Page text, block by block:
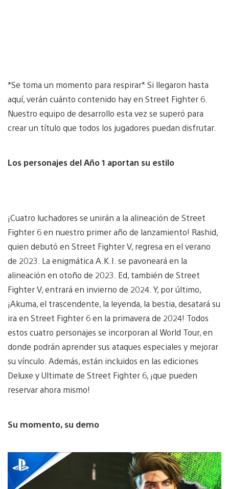
*Se toma un momento para respirar* Si llegaron hasta
aquí, verán cuánto contenido hay en Street Fighter 6.
Nuestro equipo de desarrollo esta vez se superó para
crear un título que todos los jugadores puedan disfrutar.
Los personajes del Año 1 aportan su estilo
¡Cuatro luchadores se unirán a la alineación de Street
Fighter 6 en nuestro primer año de lanzamiento! Rashid,
quien debutó en Street Fighter V, regresa en el verano
de 2023. La enigmática A.K.I. se pavoneará en la
alineación en otoño de 2023. Ed, también de Street
Fighter V, entrará en invierno de 2024. Y, por último,
¡Akuma, el trascendente, la leyenda, la bestia, desatará su
ira en Street Fighter 6 en la primavera de 2024! Todos
estos cuatro personajes se incorporan al World Tour, en
donde podrán aprender sus ataques especiales y mejorar
su vínculo. Además, están incluidos en las ediciones
Deluxe y Ultimate de Street Fighter 6, ¡que pueden
reservar ahora mismo!
Su momento, su demo